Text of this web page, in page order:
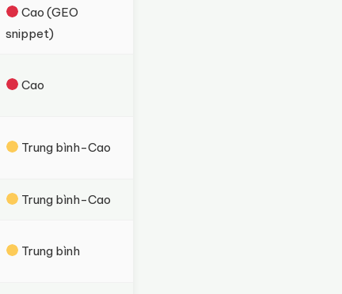
Cao (GEO
snippet)
Cao
Trung bình-Cao
Trung bình-Cao
Trung bình